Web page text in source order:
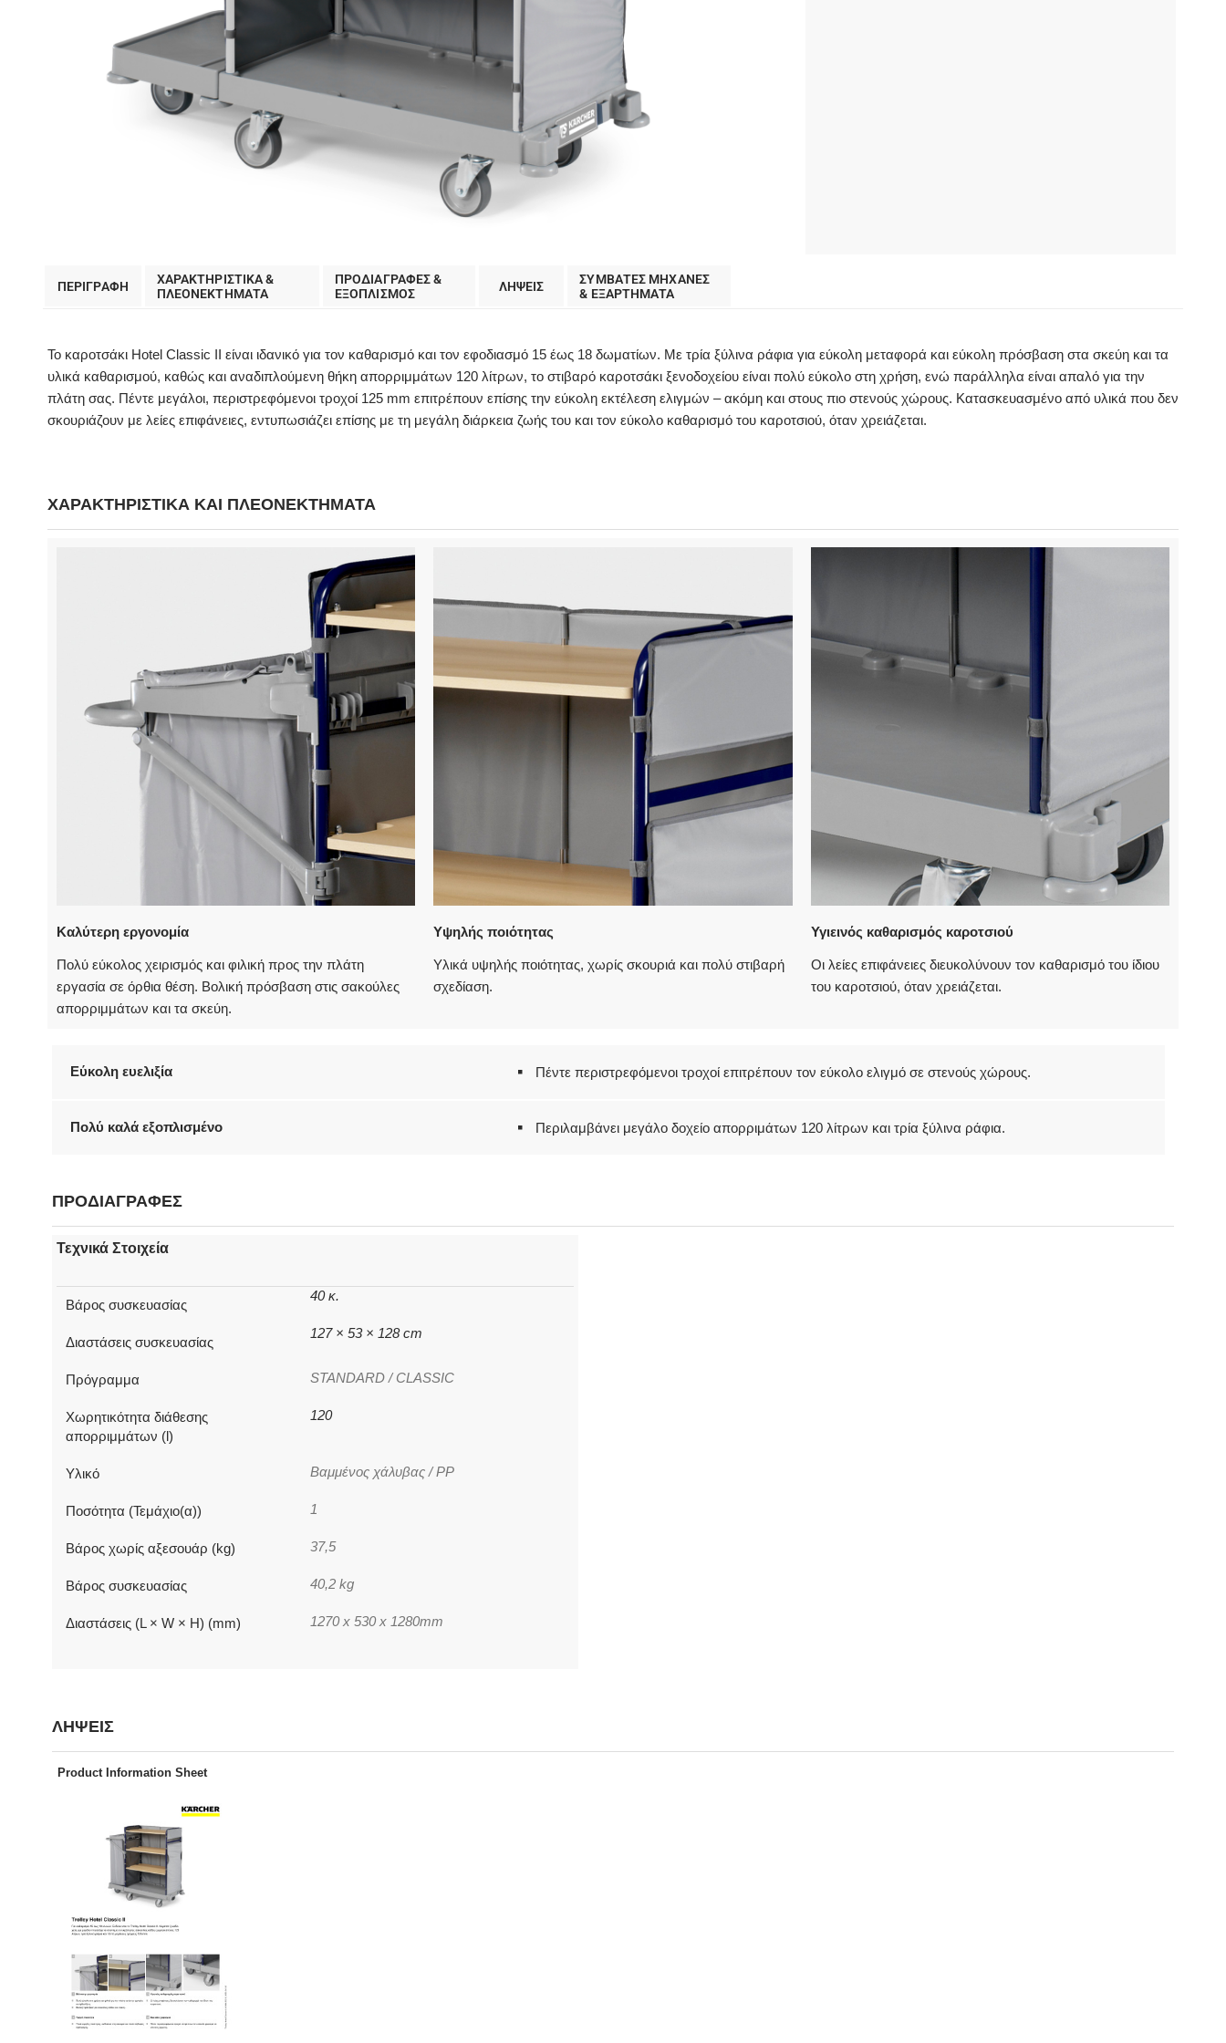
ΠΕΡΙΓΡΑΦΗ
ΧΑΡΑΚΤΗΡΙΣΤΙΚΑ &
ΠΛΕΟΝΕΚΤΗΜΑΤΑ
ΠΡΟΔΙΑΓΡΑΦΕΣ &
EΞΟΠΛΙΣΜΟΣ
ΛΗΨΕΙΣ
ΣΥΜΒΑΤΕΣ ΜΗΧΑΝΕΣ
& ΕΞΑΡΤΗΜΑΤΑ
Το καροτσάκι Hotel Classic II είναι ιδανικό για τον καθαρισμό και τον εφοδιασμό 15 έως 18 δωματίων. Με τρία ξύλινα ράφια για εύκολη μεταφορά και εύκολη πρόσβαση στα σκεύη και τα
υλικά καθαρισμού, καθώς και αναδιπλούμενη θήκη απορριμμάτων 120 λίτρων, το στιβαρό καροτσάκι ξενοδοχείου είναι πολύ εύκολο στη χρήση, ενώ παράλληλα είναι απαλό για την
πλάτη σας. Πέντε μεγάλοι, περιστρεφόμενοι τροχοί 125 mm επιτρέπουν επίσης την εύκολη εκτέλεση ελιγμών – ακόμη και στους πιο στενούς χώρους. Κατασκευασμένο από υλικά που δεν
σκουριάζουν με λείες επιφάνειες, εντυπωσιάζει επίσης με τη μεγάλη διάρκεια ζωής του και τον εύκολο καθαρισμό του καροτσιού, όταν χρειάζεται.
ΧΑΡΑΚΤΗΡΙΣΤΙΚΑ ΚΑΙ ΠΛΕΟΝΕΚΤΗΜΑΤΑ
Καλύτερη εργονομία
Πολύ εύκολος χειρισμός και φιλική προς την πλάτη
εργασία σε όρθια θέση. Βολική πρόσβαση στις σακούλες
απορριμμάτων και τα σκεύη.
Υψηλής ποιότητας
Υλικά υψηλής ποιότητας, χωρίς σκουριά και πολύ στιβαρή
σχεδίαση.
Υγιεινός καθαρισμός καροτσιού
Οι λείες επιφάνειες διευκολύνουν τον καθαρισμό του ίδιου
του καροτσιού, όταν χρειάζεται.
Εύκολη ευελιξία Πέντε περιστρεφόμενοι τροχοί επιτρέπουν τον εύκολο ελιγμό σε στενούς χώρους.
Πολύ καλά εξοπλισμένο Περιλαμβάνει μεγάλο δοχείο απορριμάτων 120 λίτρων και τρία ξύλινα ράφια.
ΠΡΟΔΙΑΓΡΑΦΕΣ
Τεχνικά Στοιχεία
Βάρος συσκευασίας
40 κ.
Διαστάσεις συσκευασίας
127 × 53 × 128 cm
Πρόγραμμα STANDARD / CLASSIC
Χωρητικότητα διάθεσης
απορριμμάτων (l)
120
Υλικό Βαμμένος χάλυβας / PP
Ποσότητα (Τεμάχιο(α)) 1
Βάρος χωρίς αξεσουάρ (kg) 37,5
Βάρος συσκευασίας 40,2 kg
Διαστάσεις (L × W × H) (mm) 1270 x 530 x 1280mm
ΛΗΨΕΙΣ
Product Information Sheet